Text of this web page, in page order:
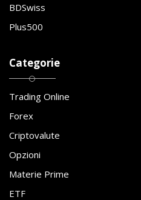
BDSwiss
Plus500
Categorie
Trading Online
Forex
Criptovalute
Opzioni
Materie Prime
ETF